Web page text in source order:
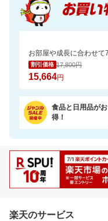
割引価格 17,800円
15,664円
食品と日用品がお
得！
楽天のサービス